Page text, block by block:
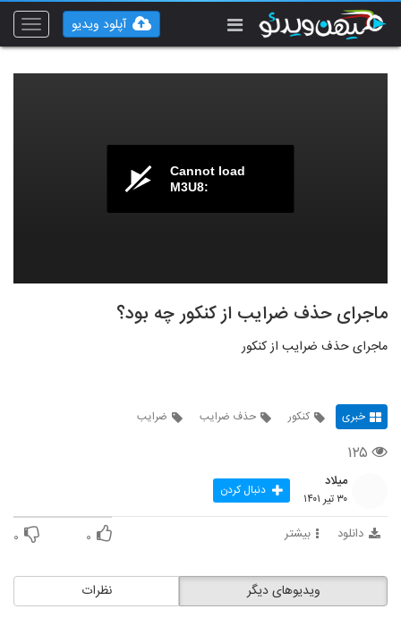
Toggle
آپلود ویدیو
Cannot load
M3U8:
ماجرای حذف ضرایب از کنکور چه بود؟
ماجرای حذف ضرایب از کنکور
خبری کنکور حذف ضرایب ضرایب
۱۲۵
میلاد
۳۰ تیر ۱۴۰۱ دنبال کردن
دانلود بیشتر ۰ ۰
نظرات ویدیوهای دیگر